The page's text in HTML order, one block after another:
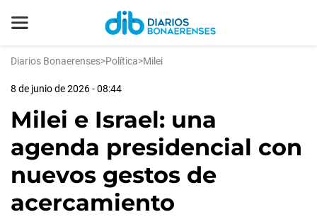
Diarios Bonaerenses>Política>Milei
8 de junio de 2026 - 08:44
Milei e Israel: una
agenda presidencial con
nuevos gestos de
acercamiento